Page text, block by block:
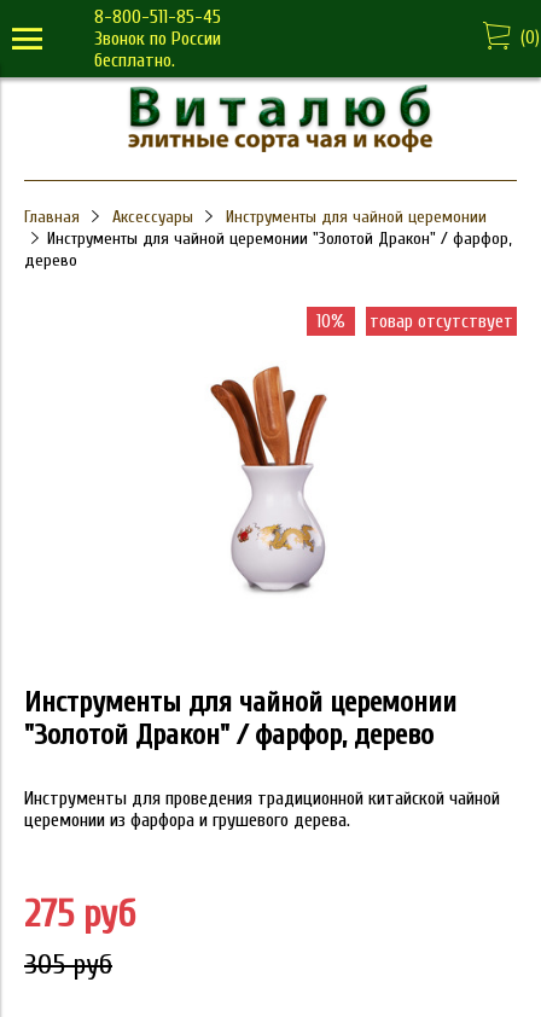
8-800-511-85-45
Звонок по России
бесплатно.
(0)
Главная Аксессуары
Инструменты для чайной церемонии
Инструменты для чайной церемонии "Золотой Дракон" / фарфор,
дерево
10% товар отсутствует
Инструменты для чайной церемонии
"Золотой Дракон" / фарфор, дерево
Инструменты для проведения традиционной китайской чайной
церемонии из фарфора и грушевого дерева.
275 руб
305 руб